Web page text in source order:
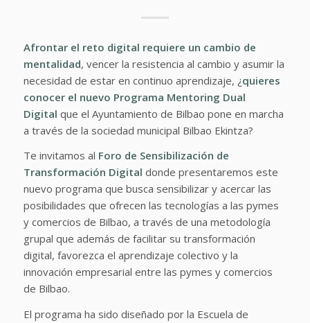
Afrontar el reto digital requiere un cambio de
mentalidad, vencer la resistencia al cambio y asumir la
necesidad de estar en continuo aprendizaje, ¿quieres
conocer el nuevo Programa Mentoring Dual
Digital que el Ayuntamiento de Bilbao pone en marcha
a través de la sociedad municipal Bilbao Ekintza?
Te invitamos al Foro de Sensibilización de
Transformación Digital donde presentaremos este
nuevo programa que busca sensibilizar y acercar las
posibilidades que ofrecen las tecnologías a las pymes
y comercios de Bilbao, a través de una metodología
grupal que además de facilitar su transformación
digital, favorezca el aprendizaje colectivo y la
innovación empresarial entre las pymes y comercios
de Bilbao.
El programa ha sido diseñado por la Escuela de